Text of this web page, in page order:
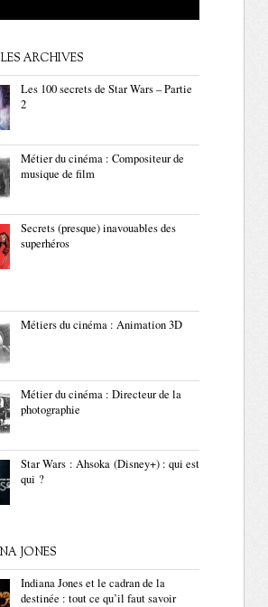
ARCHIVES
Les 100 secrets de Star Wars – Partie
2
Métier du cinéma : Compositeur de
musique de film
Secrets (presque) inavouables des
superhéros
Métiers du cinéma : Animation 3D
Métier du cinéma : Directeur de la
photographie
Star Wars : Ahsoka (Disney+) : qui est
qui ?
JONES
Indiana Jones et le cadran de la
destinée : tout ce qu’il faut savoir